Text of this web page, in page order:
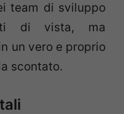
team di sviluppo
di vista, ma
un vero e proprio
scontato.